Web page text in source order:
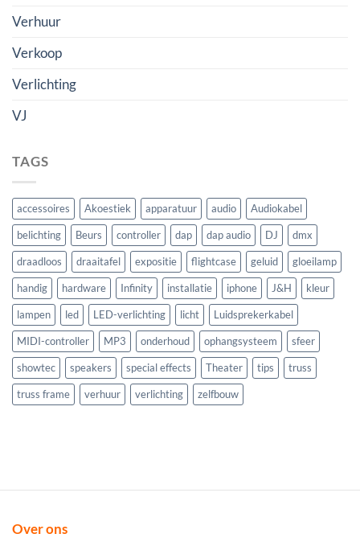
Verhuur
Verkoop
Verlichting
VJ
TAGS
accessoires Akoestiek apparatuur audio Audiokabel
belichting Beurs controller dap dap audio DJ dmx
draadloos draaitafel expositie flightcase geluid gloeilamp
handig hardware Infinity installatie iphone J&H kleur
lampen led LED-verlichting licht Luidsprekerkabel
MIDI-controller MP3 onderhoud ophangsysteem sfeer
showtec speakers special effects Theater tips truss
truss frame verhuur verlichting zelfbouw
Over ons